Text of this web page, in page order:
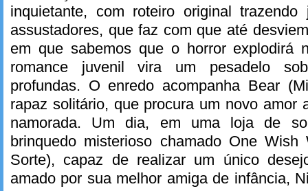
inquietante, com roteiro original trazendo
assustadores, que faz com que até
em que sabemos que o horror explodirá
romance juvenil vira um pesadelo
profundas. O enredo acompanha Bear
rapaz solitário, que procura um novo amor
namorada. Um dia, em uma loja de
brinquedo misterioso chamado One
Sorte), capaz de realizar um único
amado por sua melhor amiga de infância,